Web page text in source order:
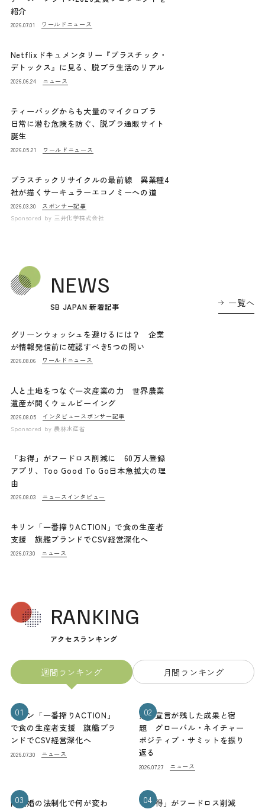
紹介
2026.07.01 ワールドニュース
Netflixドキュメンタリー『プラスチック・
デトックス』に見る、脱プラ生活のリアル
2026.06.24 ニュース
ティーバッグからも大量のマイクロプラ
日常に潜む危険を防ぐ、脱プラ通販サイト
誕生
2026.05.21 ワールドニュース
プラスチックリサイクルの最前線 異業種4
社が描くサーキュラーエコノミーへの道
2026.03.30
スポンサー記事
Sponsored by 三井化学株式会社
NEWS
SB JAPAN 新着記事 一覧へ
グリーンウォッシュを避けるには？ 企業
が情報発信前に確認すべき5つの問い
2026.08.06 ワールドニュース
人と土地をつなぐ一次産業の力 世界農業
遺産が開くウェルビーイング
2026.08.05 インタビュー スポンサー記事
Sponsored by 農林水産省
「お得」がフードロス削減に 60万人登録
アプリ、Too Good To Go日本急拡大の理
由
2026.08.03 ニュース インタビュー
キリン「一番搾りACTION」で食の生産者
支援 旗艦ブランドでCSV経営深化へ
2026.07.30 ニュース
RANKING
アクセスランキング
週間ランキング 月間ランキング
01
キリン「一番搾りACTION」
で食の生産者支援 旗艦ブラ
ンドでCSV経営深化へ
2026.07.30 ニュース
02
熊本宣言が残した成果と宿
題 グローバル・ネイチャー
ポジティブ・サミットを振り
返る
2026.07.27 ニュース
03
同性婚の法制化で何が変わ
04
「お得」がフードロス削減